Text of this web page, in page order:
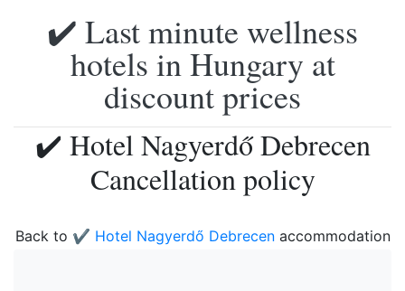
✔️ Last minute wellness
hotels in Hungary at
discount prices
✔️ Hotel Nagyerdő Debrecen
Cancellation policy
Back to ✔️ Hotel Nagyerdő Debrecen accommodation